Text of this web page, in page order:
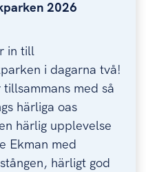
2026
2026
in till
i dagarna två!
med så
härliga oas
härlig upplevelse
Ekman med
härligt god